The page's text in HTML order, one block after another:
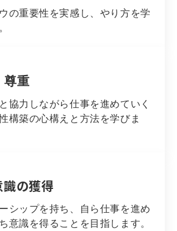
の重要性を実感し、やり方を学
尊重
協力しながら仕事を進めていく
構築の心構えと方法を学びま
の獲得
シップを持ち、自ら仕事を進め
意識を得ることを目指します。